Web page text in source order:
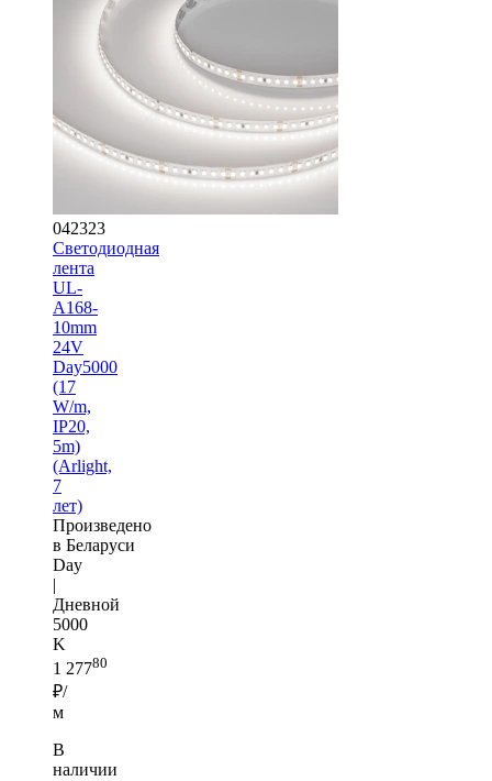
042323
Светодиодная
лента
UL-
A168-
10mm
24V
Day5000
(17
W/m,
IP20,
5m)
(Arlight,
7
лет)
Произведено
в Беларуси
Day
|
Дневной
5000
K
1 27780
₽/
м
В
наличии